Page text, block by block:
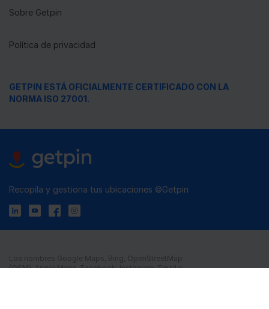
Sobre Getpin
Política de privacidad
GETPIN ESTÁ OFICIALMENTE CERTIFICADO CON LA
NORMA ISO 27001.
Recopila y gestiona tus ubicaciones ©Getpin
Los nombres Google Maps, Bing, OpenStreetMap
(OSM), Apple Maps, Facebook, Instagram, Email y